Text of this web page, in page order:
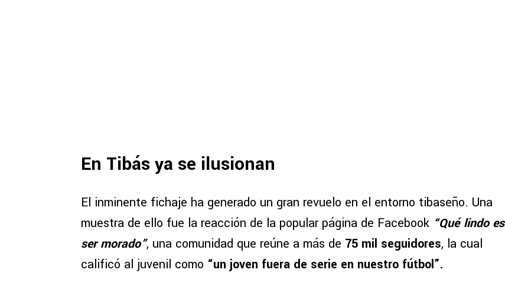
En Tibás ya se ilusionan
El inminente fichaje ha generado un gran revuelo en el entorno tibaseño. Una
muestra de ello fue la reacción de la popular página de Facebook “Qué lindo es
ser morado”, una comunidad que reúne a más de 75 mil seguidores, la cual
calificó al juvenil como “un joven fuera de serie en nuestro fútbol”.